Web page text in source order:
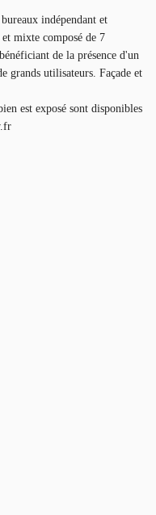
indépendant et
mixte composé de 7
de la présence d'un
grands utilisateurs. Façade et
est exposé sont disponibles